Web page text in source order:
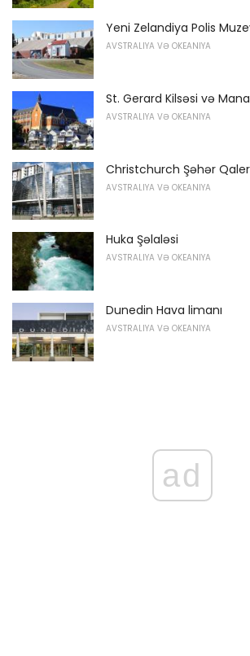
Yeni Zelandiya Polis
AVSTRALIYA VƏ OKEANIYA
St. Gerard Kilsəsi və
AVSTRALIYA VƏ OKEANIYA
Christchurch Şəhər
AVSTRALIYA VƏ OKEANIYA
Huka Şəlaləsi
AVSTRALIYA VƏ OKEANIYA
Dunedin Hava limanı
AVSTRALIYA VƏ OKEANIYA
ad